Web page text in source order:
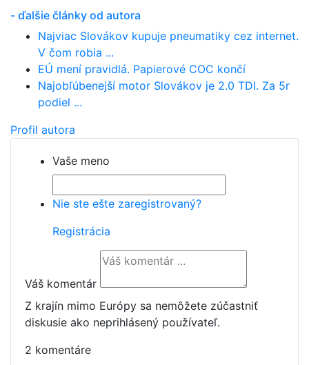
- ďalšie články od autora
Najviac Slovákov kupuje pneumatiky cez internet.
V čom robia ...
EÚ mení pravidlá. Papierové COC končí
Najobľúbenejší motor Slovákov je 2.0 TDI. Za 5r
podiel ...
Profil autora
Vaše meno
Nie ste ešte zaregistrovaný?
Registrácia
Váš komentár
Z krajín mimo Európy sa nemôžete zúčastniť
diskusie ako neprihlásený používateľ.
2 komentáre